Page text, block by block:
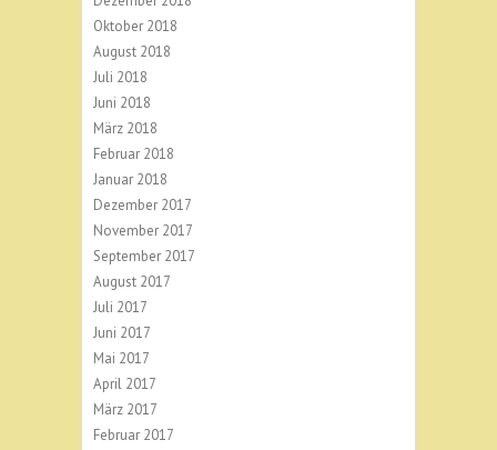
Oktober 2018
August 2018
Juli 2018
Juni 2018
März 2018
Februar 2018
Januar 2018
Dezember 2017
November 2017
September 2017
August 2017
Juli 2017
Juni 2017
Mai 2017
April 2017
März 2017
Februar 2017